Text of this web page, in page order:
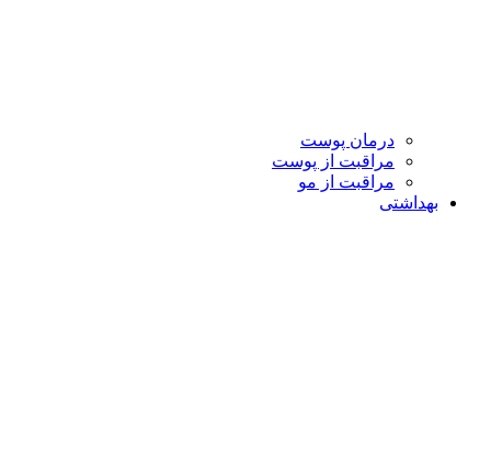
درمان پوست
مراقبت از پوست
مراقبت از مو
بهداشتی